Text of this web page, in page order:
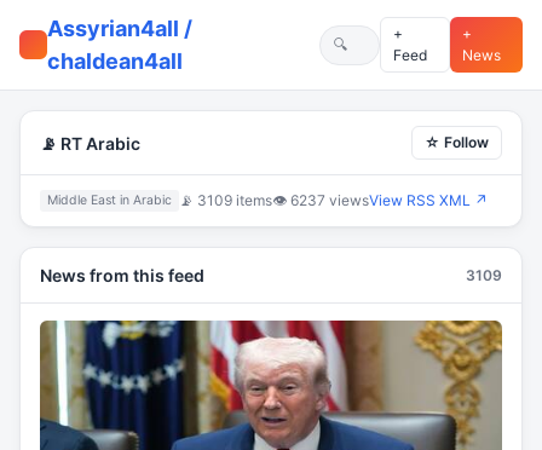
Assyrian4all /
chaldean4all
+
Feed
+
News
📡 RT Arabic ☆ Follow
Middle East in Arabic 📡 3109 items👁 6237 viewsView RSS XML ↗
News from this feed 3109